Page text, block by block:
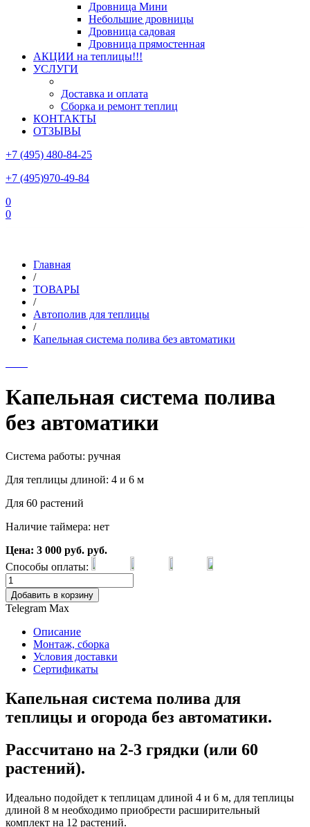
Дровница Мини
Небольшие дровницы
Дровница садовая
Дровница прямостенная
АКЦИИ на теплицы!!!
УСЛУГИ
Доставка и оплата
Сборка и ремонт теплиц
КОНТАКТЫ
ОТЗЫВЫ
+7 (495) 480-84-25
+7 (495)970-49-84
0
0
Главная
/
ТОВАРЫ
/
Автополив для теплицы
/
Капельная система полива без автоматики
Капельная система полива
без автоматики
Система работы: ручная
Для теплицы длиной: 4 и 6 м
Для 60 растений
Наличие таймера: нет
Цена: 3 000 руб. руб.
Способы оплаты:
Добавить в корзину
Telegram Max
Описание
Монтаж, сборка
Условия доставки
Сертификаты
Капельная система полива для
теплицы и огорода без автоматики.
Рассчитано на 2-3 грядки (или 60
растений).
Идеально подойдет к теплицам длиной 4 и 6 м, для теплицы
длиной 8 м необходимо приобрести расширительный
комплект на 12 растений.